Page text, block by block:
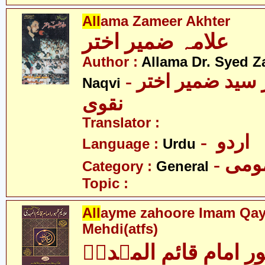
Allama Zameer Akhter
Author : Allama Dr. Syed
Naqvi - علامہ ڈاکٹر سید ضمیر اختر
نقوی
Translator :
Language : Urdu
Category : General
Topic :
Allayme zahoore Imam
Mehdi(atfs)
امام قائم المہدیؑ